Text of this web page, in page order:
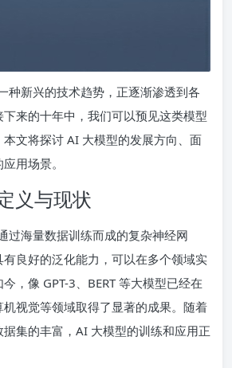
种新兴的技术趋势，正逐渐渗透到各
来的十年中，我们可以预见这类模型
文将探讨 AI 大模型的发展方向、面
用场景。
义与现状
过海量数据训练而成的复杂神经网
良好的泛化能力，可以在多个领域实
，像 GPT-3、BERT 等大模型已经在
视觉等领域取得了显著的成果。随着
集的丰富，AI 大模型的训练和应用正